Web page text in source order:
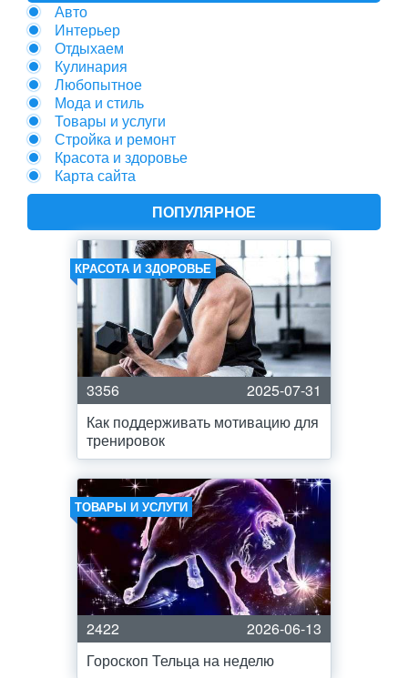
Авто
Интерьер
Отдыхаем
Кулинария
Любопытное
Мода и стиль
Товары и услуги
Стройка и ремонт
Красота и здоровье
Карта сайта
ПОПУЛЯРНОЕ
КРАСОТА И ЗДОРОВЬЕ
3356
2025-07-31
Как поддерживать мотивацию для
тренировок
ТОВАРЫ И УСЛУГИ
2422
2026-06-13
Гороскоп Тельца на неделю